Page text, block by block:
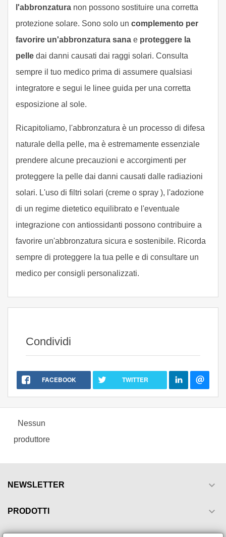
l'abbronzatura non possono sostituire una corretta
protezione solare. Sono solo un complemento per
favorire un'abbronzatura sana e proteggere la
pelle dai danni causati dai raggi solari. Consulta
sempre il tuo medico prima di assumere qualsiasi
integratore e segui le linee guida per una corretta
esposizione al sole.
Ricapitoliamo, l'abbronzatura è un processo di difesa
naturale della pelle, ma è estremamente essenziale
prendere alcune precauzioni e accorgimenti per
proteggere la pelle dai danni causati dalle radiazioni
solari. L'uso di filtri solari (creme o spray ), l'adozione
di un regime dietetico equilibrato e l'eventuale
integrazione con antiossidanti possono contribuire a
favorire un'abbronzatura sicura e sostenibile. Ricorda
sempre di proteggere la tua pelle e di consultare un
medico per consigli personalizzati.
Condividi
FACEBOOK TWITTER
Nessun
produttore
NEWSLETTER 
PRODOTTI 